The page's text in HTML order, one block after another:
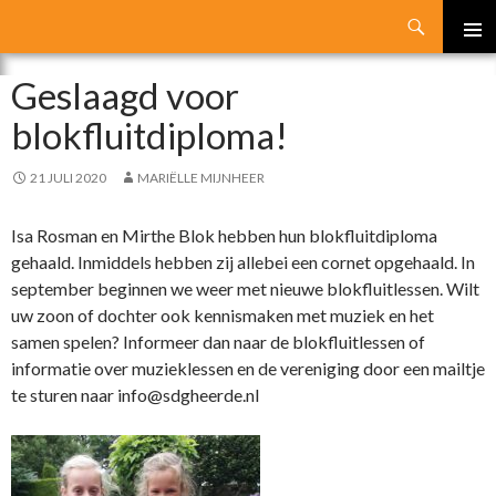
CONTENT
Geslaagd voor
blokfluitdiploma!
21 JULI 2020 MARIËLLE MIJNHEER
Isa Rosman en Mirthe Blok hebben hun blokfluitdiploma
gehaald. Inmiddels hebben zij allebei een cornet opgehaald. In
september beginnen we weer met nieuwe blokfluitlessen. Wilt
uw zoon of dochter ook kennismaken met muziek en het
samen spelen? Informeer dan naar de blokfluitlessen of
informatie over muzieklessen en de vereniging door een mailtje
te sturen naar info@sdgheerde.nl